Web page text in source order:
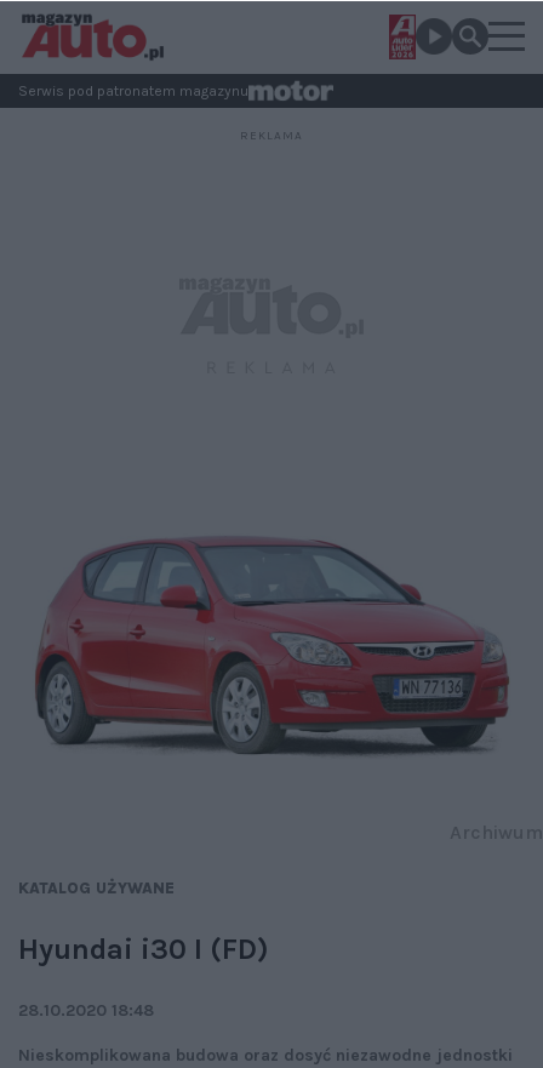
Serwis pod patronatem magazynu
KATALOG UŻYWANE
Hyundai i30 I (FD)
28.10.2020 18:48
Nieskomplikowana budowa oraz dosyć niezawodne jednostki